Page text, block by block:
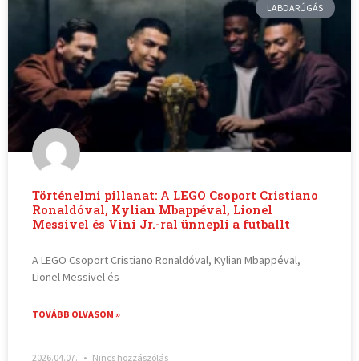
LABDARÚGÁS
Történelmi pillanat: A LEGO Csoport Cristiano
Ronaldóval, Kylian Mbappéval, Lionel
Messivel és Vini Jr.-ral ünnepli a futballt
A LEGO Csoport Cristiano Ronaldóval, Kylian Mbappéval,
Lionel Messivel és
TOVÁBB OLVASOM »
2026.04.07. Nincs hozzászólás